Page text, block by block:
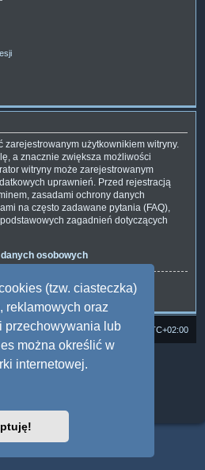
(tzw. ciasteczka)
reklamowych oraz
przechowywania lub
można określić w
internetowej.
zarejestrowanym użytkownikiem witryny.
a znacznie zwiększa możliwości
witryny może zarejestrowanym
uprawnień. Przed rejestracją
zasadami ochrony danych
na często zadawane pytania (FAQ),
zagadnień dotyczących
osobowych
Strefa czasowa UTC+02:00
® Forum Software © phpBB Limited
dostarcza
phpBB.pl
by Joyce&Luna
osobowych